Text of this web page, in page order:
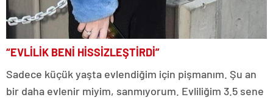
“EVLİLİK BENİ HİSSİZLEŞTİRDİ”
Sadece küçük yaşta evlendiğim için pişmanım. Şu an
bir daha evlenir miyim, sanmıyorum. Evliliğim 3.5 sene